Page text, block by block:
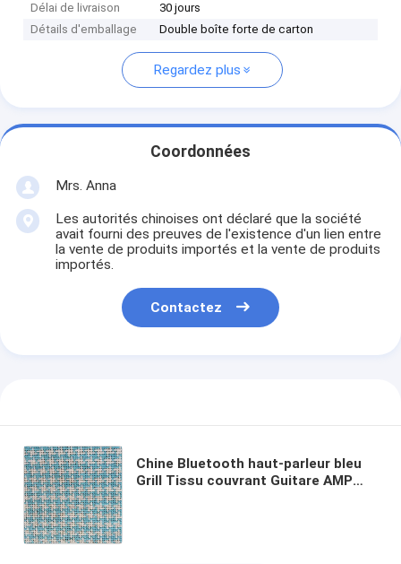
Délai de livraison
30 jours
Détails d'emballage
Double boîte forte de carton
Regardez plus
Coordonnées
Mrs. Anna
Les autorités chinoises ont déclaré que la société
avait fourni des preuves de l'existence d'un lien entre
la vente de produits importés et la vente de produits
importés.
Contactez
Chine Bluetooth haut-parleur bleu
Grill Tissu couvrant Guitare AMP